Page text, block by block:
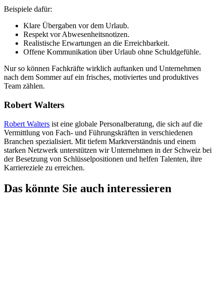
Beispiele dafür:
Klare Übergaben vor dem Urlaub.
Respekt vor Abwesenheitsnotizen.
Realistische Erwartungen an die Erreichbarkeit.
Offene Kommunikation über Urlaub ohne Schuldgefühle.
Nur so können Fachkräfte wirklich auftanken und Unternehmen
nach dem Sommer auf ein frisches, motiviertes und produktives
Team zählen.
Robert Walters
Robert Walters ist eine globale Personalberatung, die sich auf die
Vermittlung von Fach- und Führungskräften in verschiedenen
Branchen spezialisiert. Mit tiefem Marktverständnis und einem
starken Netzwerk unterstützen wir Unternehmen in der Schweiz bei
der Besetzung von Schlüsselpositionen und helfen Talenten, ihre
Karriereziele zu erreichen.
Das könnte Sie auch interessieren